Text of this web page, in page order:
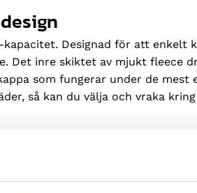
Designad för att
Det inre skiktet av mjukt fleece
som fungerar under de
så kan du välja och vraka
ser den ut som en stilren
i militärstil och tvåvägs
diskret men ändå mycket